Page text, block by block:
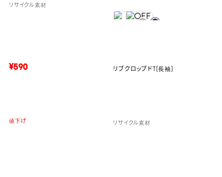
リサイクル素材
¥590
値下げ
リブクロップドT(長袖)
リサイクル素材